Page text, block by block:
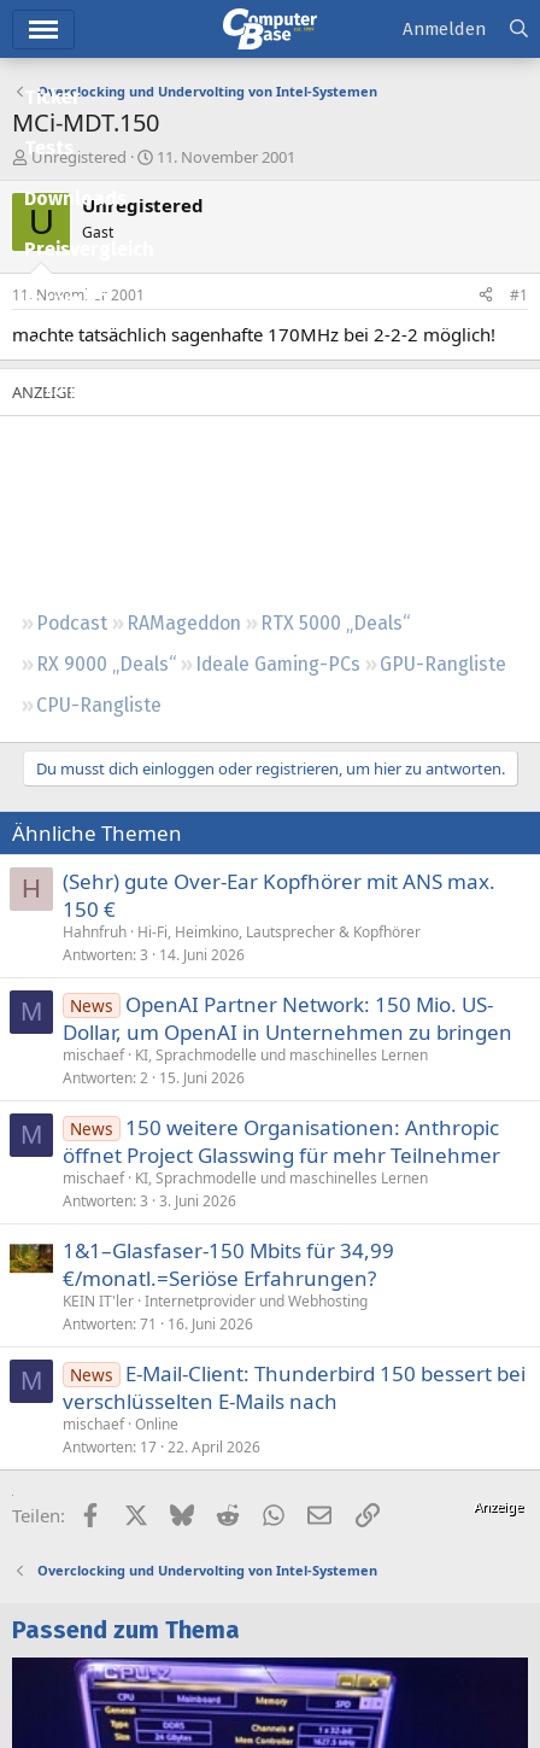
Ticker
Tests
Downloads
Preisvergleich
Forum
Aktuelles
Empfohlene Inhalte
Podcast RAMageddon
RTX 5000 „Deals“
RX 9000 „Deals“
Ideale Gaming-PCs
GPU-Rangliste
CPU-Rangliste
Anmelden
Overclocking und Undervolting von Intel-Systemen
MCi-MDT.150
E
s
e
e
r
Unregistered
E
s
t
a
11. November 2001
U Unregistered
Gast
11. November 2001 #1
machte tatsächlich sagenhafte 170MHz bei 2-2-2 möglich!
Du musst dich einloggen oder registrieren, um hier zu antworten.
Ähnliche Themen
H
(Sehr) gute Over-Ear Kopfhörer mit ANS max.
150 €
Hahnfruh Hi-Fi, Heimkino, Lautsprecher & Kopfhörer
Antworten 3 14. Juni 2026
M News
OpenAI Partner Network: 150 Mio. US-
Dollar, um OpenAI in Unternehmen zu bringen
mischaef KI, Sprachmodelle und maschinelles Lernen
Antworten 2 15. Juni 2026
M News
150 weitere Organisationen: Anthropic
öffnet Project Glasswing für mehr Teilneh­mer
mischaef KI, Sprachmodelle und maschinelles Lernen
Antworten 3 3. Juni 2026
1&1–Glasfaser-150 Mbits für 34,99
€/monatl.=Seriöse Erfahrungen?
KEIN IT'ler Internetprovider und Webhosting
Antworten 71 16. Juni 2026
M News
E-Mail-Client: Thunderbird 150 bessert bei
verschlüsselten E-Mails nach
mischaef Online
Antworten 17 22. April 2026
Teilen: FacebookX (Twitter)
BlueskyRedditWhatsApp
E-MailLink
Overclocking und Undervolting von Intel-Systemen
Passend zum Thema